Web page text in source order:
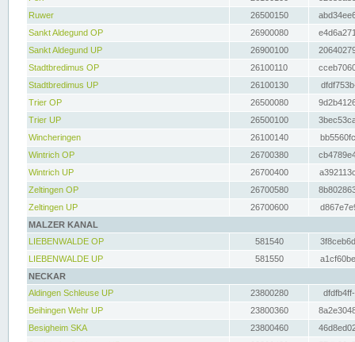
Ruwer
26500150
Sankt Aldegund OP
26900080
Sankt Aldegund UP
26900100
Stadtbredimus OP
26100110
Stadtbredimus UP
26100130
Trier OP
26500080
Trier UP
26500100
Wincheringen
26100140
Wintrich OP
26700380
Wintrich UP
26700400
Zeltingen OP
26700580
Zeltingen UP
26700600
MALZER KANAL
LIEBENWALDE OP
581540
LIEBENWALDE UP
581550
NECKAR
Aldingen Schleuse UP
23800280
Beihingen Wehr UP
23800360
Besigheim SKA
23800460